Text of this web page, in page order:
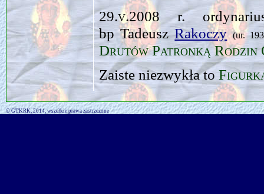
29.v.2008r.
bp TadeuszRakoczy (ur.
Drutów Patronką Rodzin
Zaiste niezwykła to
© GTKRK, 2014, wszelkie prawa zastrzeżone